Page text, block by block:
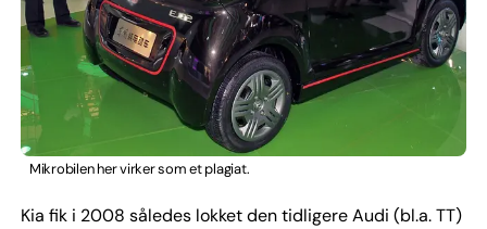
Mikrobilen her virker som et plagiat.
Kia fik i 2008 således lokket den tidligere Audi (bl.a. TT)